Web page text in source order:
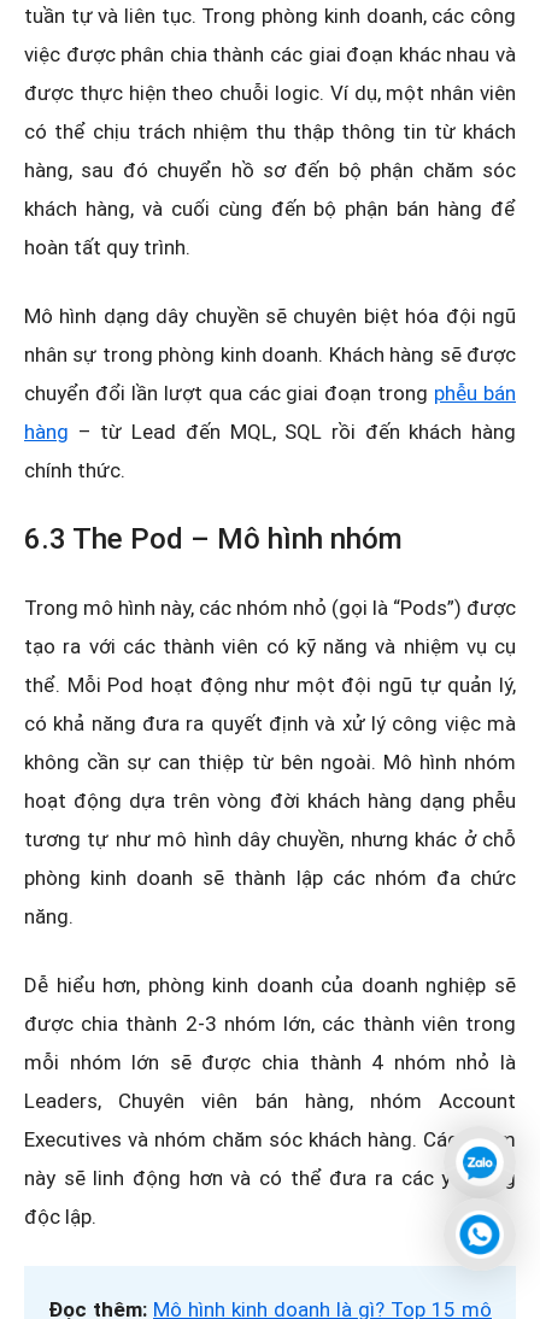
tuần tự và liên tục. Trong phòng kinh doanh, các công
việc được phân chia thành các giai đoạn khác nhau và
được thực hiện theo chuỗi logic. Ví dụ, một nhân viên
có thể chịu trách nhiệm thu thập thông tin từ khách
hàng, sau đó chuyển hồ sơ đến bộ phận chăm sóc
khách hàng, và cuối cùng đến bộ phận bán hàng để
hoàn tất quy trình.
Mô hình dạng dây chuyền sẽ chuyên biệt hóa đội ngũ
nhân sự trong phòng kinh doanh. Khách hàng sẽ được
chuyển đổi lần lượt qua các giai đoạn trong phễu bán
hàng – từ Lead đến MQL, SQL rồi đến khách hàng
chính thức.
6.3 The Pod – Mô hình nhóm
Trong mô hình này, các nhóm nhỏ (gọi là “Pods”) được
tạo ra với các thành viên có kỹ năng và nhiệm vụ cụ
thể. Mỗi Pod hoạt động như một đội ngũ tự quản lý,
có khả năng đưa ra quyết định và xử lý công việc mà
không cần sự can thiệp từ bên ngoài. Mô hình nhóm
hoạt động dựa trên vòng đời khách hàng dạng phễu
tương tự như mô hình dây chuyền, nhưng khác ở chỗ
phòng kinh doanh sẽ thành lập các nhóm đa chức
năng.
Dễ hiểu hơn, phòng kinh doanh của doanh nghiệp sẽ
được chia thành 2-3 nhóm lớn, các thành viên trong
mỗi nhóm lớn sẽ được chia thành 4 nhóm nhỏ là
Leaders, Chuyên viên bán hàng, nhóm Account
Executives và nhóm chăm sóc khách hàng. Các nhóm
này sẽ linh động hơn và có thể đưa ra các ý tưởng
độc lập.
Đọc thêm: Mô hình kinh doanh là gì? Top 15 mô